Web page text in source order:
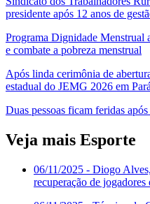
presidente após 12 anos de
Programa Dignidade Menstrual
e combate a pobreza menstrual
Após linda cerimônia de
estadual do JEMG 2026 em
Duas pessoas ficam feridas
Veja mais Esporte
06/11/2025 - Diogo
recuperação de jogadores